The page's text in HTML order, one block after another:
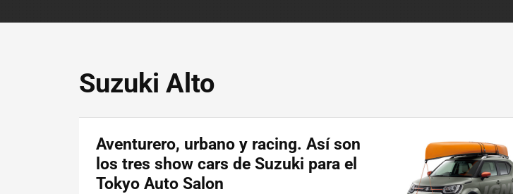
Suzuki Alto
Aventurero, urbano y racing. Así son
los tres show cars de Suzuki para el
Tokyo Auto Salon